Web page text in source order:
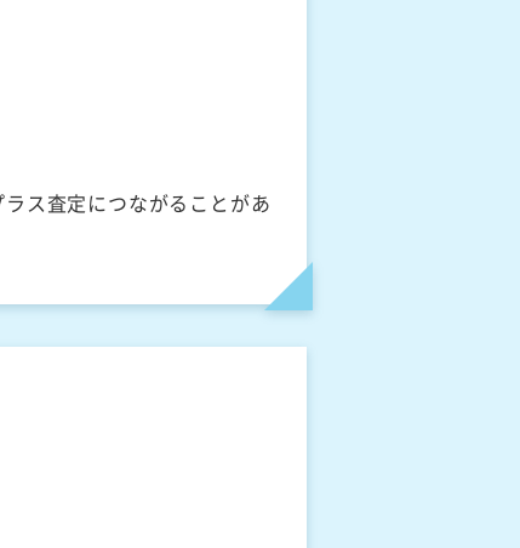
ス査定につながることがあ